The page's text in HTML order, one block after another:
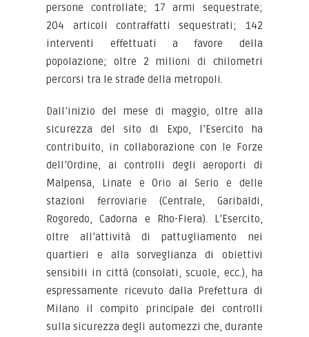
persone controllate; 17 armi sequestrate;
204 articoli contraffatti sequestrati; 142
interventi effettuati a favore della
popolazione; oltre 2 milioni di chilometri
percorsi tra le strade della metropoli.
Dall’inizio del mese di maggio, oltre alla
sicurezza del sito di Expo, l’Esercito ha
contribuito, in collaborazione con le Forze
dell’Ordine, ai controlli degli aeroporti di
Malpensa, Linate e Orio al Serio e delle
stazioni ferroviarie (Centrale, Garibaldi,
Rogoredo, Cadorna e Rho-Fiera). L’Esercito,
oltre all’attività di pattugliamento nei
quartieri e alla sorveglianza di obiettivi
sensibili in città (consolati, scuole, ecc.), ha
espressamente ricevuto dalla Prefettura di
Milano il compito principale dei controlli
sulla sicurezza degli automezzi che, durante